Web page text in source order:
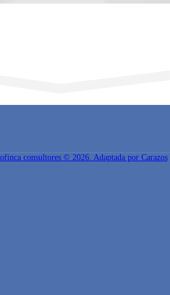
consultores © 2026. Adaptada por Carazos